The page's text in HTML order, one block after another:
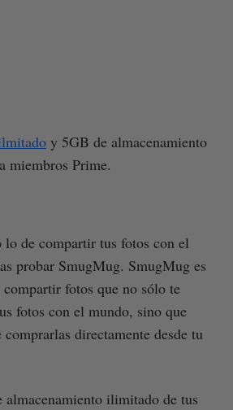
y 5GB de almacenamiento
miembros Prime.
lo de compartir tus fotos con el
probar SmugMug. SmugMug es
fotos que no sólo te
fotos con el mundo, sino que
directamente desde tu
almacenamiento ilimitado de tus